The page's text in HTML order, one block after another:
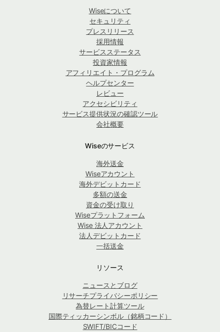
Wiseについて
セキュリティ
プレスリリース
採用情報
サービスステータス
投資家情報
アフィリエイト・プログラム
ヘルプセンター
レビュー
アクセシビリティ
サービス提供状況の確認ツール
会社概要
Wiseのサービス
海外送金
Wiseアカウント
海外デビットカード
多額の送金
資金の受け取り
Wiseプラットフォーム
Wise 法人アカウント
法人デビットカード
一括送金
リソース
ニュースとブログ
リサーチプライバシーポリシー
為替レート計算ツール
国際ティッカーシンボル（銘柄コード）
SWIFT/BICコード